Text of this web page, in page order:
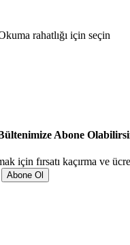
rahatlığı için seçin
Abone
için fırsatı kaçırma ve
Abone Ol